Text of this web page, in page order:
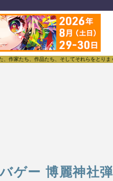
ち、そしてそれらをとりまく文化の姿
ゲー 博麗神社